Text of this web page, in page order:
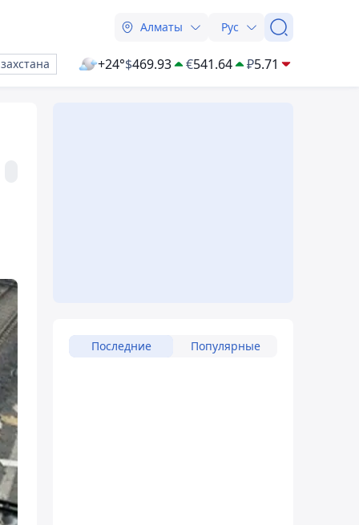
Алматы Рус
+24°$469.93 €541.64 ₽5.71
Последние Популярные